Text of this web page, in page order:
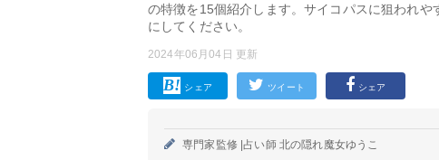
の特徴を15個紹介します。サイコパスに狙われ
にしてください。
2024年06月04日 更新
シェア ツイート シェア
専門家監修 |占い師 北の隠れ魔女ゆうこ